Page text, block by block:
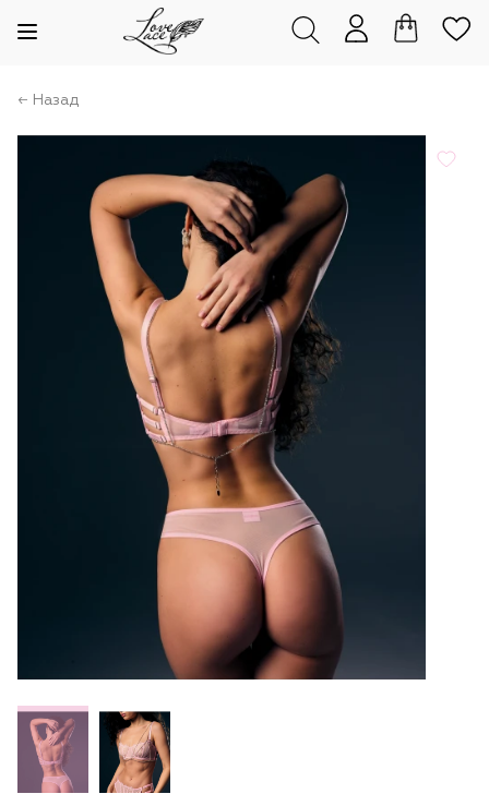
← Назад